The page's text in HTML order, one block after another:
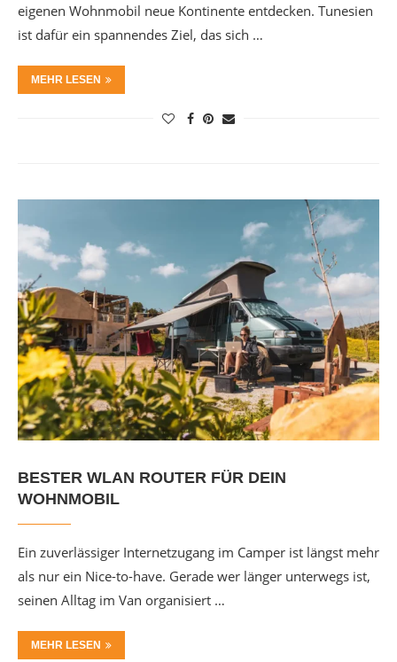
eigenen Wohnmobil neue Kontinente entdecken. Tunesien
ist dafür ein spannendes Ziel, das sich …
MEHR LESEN
BESTER WLAN ROUTER FÜR DEIN
WOHNMOBIL
Ein zuverlässiger Internetzugang im Camper ist längst mehr
als nur ein Nice-to-have. Gerade wer länger unterwegs ist,
seinen Alltag im Van organisiert …
MEHR LESEN